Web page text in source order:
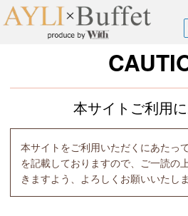
本サイトご利用
本サイトをご利用いただくにあたっ
を記載しておりますので、ご一読の
きますよう、よろしくお願いいたしま